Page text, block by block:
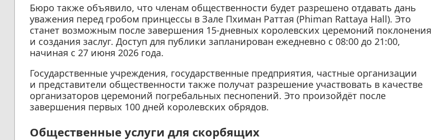
Бюро также объявило, что членам общественности будет разрешено отдавать дань
уважения перед гробом принцессы в Зале Пхиман Раттая (Phiman Rattaya Hall). Это
станет возможным после завершения 15-дневных королевских церемоний поклонения
и создания заслуг. Доступ для публики запланирован ежедневно с 08:00 до 21:00,
начиная с 27 июня 2026 года.
Государственные учреждения, государственные предприятия, частные организации
и представители общественности также получат разрешение участвовать в качестве
организаторов церемоний погребальных песнопений. Это произойдёт после
завершения первых 100 дней королевских обрядов.
Общественные услуги для скорбящих